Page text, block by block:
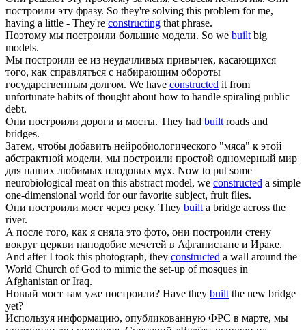
построили эту фразу. So they're solving this problem for me,
having a little - They're constructing that phrase.
Поэтому мы построили большие модели. So we builtbig
models.
Мы построили ее из неудачливых привычек, касающихся
того, как справляться с набирающим обороты
государственным долгом. We have constructed it from
unfortunate habits of thought about how to handle spiraling public
debt.
Они построили дороги и мосты. They had builtroads and
bridges.
Затем, чтобы добавить нейробиологического "мяса" к этой
абстрактной модели, мы построили простой одномерный мир
для наших любимых плодовых мух. Now to put some
neurobiological meat on this abstract model, we constructed a simple
one-dimensional world for our favorite subject, fruit flies.
Они построили мост через реку. They builta bridge across the
river.
А после того, как я сняла это фото, они построили стену
вокруг церкви наподобие мечетей в Афганистане и Ираке.
And after I took this photograph, they constructed a wall around the
World Church of God to mimic the set-up of mosques in
Afghanistan or Iraq.
Новый мост там уже построили? Have they builtthe new bridge
yet?
Используя информацию, опубликованную ФРС в марте, мы